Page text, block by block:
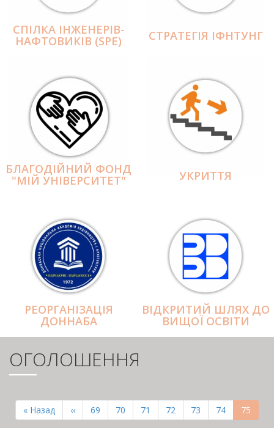
СПІЛКА ІНЖЕНЕРІВ-
НАФТОВИКІВ (SPE) СТРАТЕГІЯ ІФНТУНГ
БЛАГОДІЙНИЙ ФОНД
"МІЙ УНІВЕРСИТЕТ" УКРИТТЯ
РЕОРГАНІЗАЦІЯ
ДОННАБА
ВІДКРИТИЙ ШЛЯХ ДО
ВИЩОЇ ОСВІТИ
ОГОЛОШЕННЯ
СТОРІНКИ
Перша
сторінка
« Назад
Попередня
сторінка
‹‹ Page
69 Page
70 Page
71 Page
72 Page
73 Page
74 75